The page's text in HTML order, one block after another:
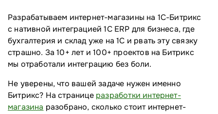
Разрабатываем интернет-магазины на 1С-Битрикс
с нативной интеграцией 1С ERP для бизнеса, где
бухгалтерия и склад уже на 1С и рвать эту связку
страшно. За 10+ лет и 100+ проектов на Битрикс
мы отработали интеграцию без боли.
Не уверены, что вашей задаче нужен именно
Битрикс? На странице разработки интернет-
магазина разобрано, сколько стоит интернет-